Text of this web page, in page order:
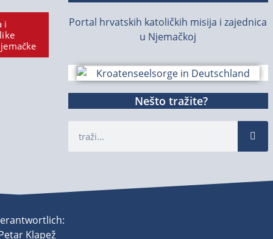
i
Portal hrvatskih katoličkih misija i zajednica
u Njemačkoj
Nešto tražite?
Klapež